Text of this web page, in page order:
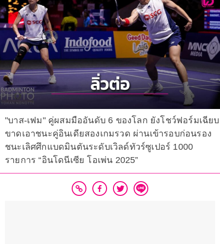
"บาส-เฟม" คู่ผสมมืออันดับ 6 ของโลก ยังโชว์ฟอร์มเฉียบ
ขาดเอาชนะคู่อินเดียสองเกมรวด ผ่านเข้ารอบก่อนรอง
ชนะเลิศศึกแบดมินตันระดับเวิลด์ทัวร์ซูเปอร์ 1000
รายการ “อินโดนีเซีย โอเพ่น 2025”